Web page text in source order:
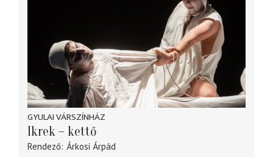
GYULAI VÁRSZÍNHÁZ
Ikrek – kettő
Rendező Árkosi Árpád